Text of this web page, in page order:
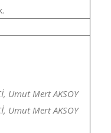
Umut Mert AKSOY
Umut Mert AKSOY